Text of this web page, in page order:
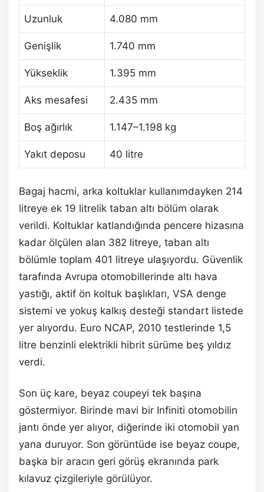
Uzunluk 4.080 mm
Genişlik 1.740 mm
Yükseklik 1.395 mm
Aks mesafesi 2.435 mm
Boş ağırlık 1.147–1.198 kg
Yakıt deposu 40 litre
Bagaj hacmi, arka koltuklar kullanımdayken 214
litreye ek 19 litrelik taban altı bölüm olarak
verildi. Koltuklar katlandığında pencere hizasına
kadar ölçülen alan 382 litreye, taban altı
bölümle toplam 401 litreye ulaşıyordu. Güvenlik
tarafında Avrupa otomobillerinde altı hava
yastığı, aktif ön koltuk başlıkları, VSA denge
sistemi ve yokuş kalkış desteği standart listede
yer alıyordu. Euro NCAP, 2010 testlerinde 1,5
litre benzinli elektrikli hibrit sürüme beş yıldız
verdi.
Son üç kare, beyaz coupeyi tek başına
göstermiyor. Birinde mavi bir Infiniti otomobilin
jantı önde yer alıyor, diğerinde iki otomobil yan
yana duruyor. Son görüntüde ise beyaz coupe,
başka bir aracın geri görüş ekranında park
kılavuz çizgileriyle görülüyor.